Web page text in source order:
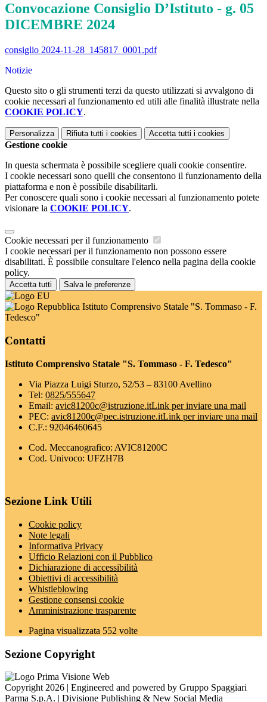
Convocazione Consiglio D’Istituto - g. 05
DICEMBRE 2024
consiglio 2024-11-28_145817_0001.pdf
Notizie
Questo sito o gli strumenti terzi da questo utilizzati si avvalgono di
cookie necessari al funzionamento ed utili alle finalità illustrate nella
COOKIE POLICY.
Personalizza Rifiuta tutti i cookies Accetta tutti i cookies
Gestione cookie
In questa schermata è possibile scegliere quali cookie consentire.
I cookie necessari sono quelli che consentono il funzionamento della
piattaforma e non è possibile disabilitarli.
Per conoscere quali sono i cookie necessari al funzionamento potete
visionare la COOKIE POLICY.
Cookie necessari per il funzionamento
I cookie necessari per il funzionamento non possono essere
disabilitati. È possibile consultare l'elenco nella pagina della cookie
policy.
Accetta tutti Salva le preferenze
Istituto Comprensivo Statale "S. Tommaso - F.
Tedesco"
Contatti
Istituto Comprensivo Statale "S. Tommaso - F. Tedesco"
Via Piazza Luigi Sturzo, 52/53 – 83100 Avellino
Tel: 0825/555647
Email: avic81200c@istruzione.itLink per inviare una mail
PEC: avic81200c@pec.istruzione.itLink per inviare una mail
C.F.: 92046460645
Cod. Meccanografico: AVIC81200C
Cod. Univoco: UFZH7B
Sezione Link Utili
Cookie policy
Note legali
Informativa Privacy
Ufficio Relazioni con il Pubblico
Dichiarazione di accessibilità
Obiettivi di accessibilità
Whistleblowing
Gestione consensi cookie
Amministrazione trasparente
Pagina visualizzata 552 volte
Sezione Copyright
Copyright 2026 | Engineered and powered by Gruppo Spaggiari
Parma S.p.A. | Divisione Publishing & New Social Media